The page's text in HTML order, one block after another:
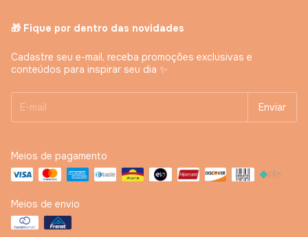
🎁 Fique por dentro das novidades
Cadastre seu e-mail, receba promoções exclusivas e
conteúdos para inspirar seu dia ✨
Meios de pagamento
Meios de envio